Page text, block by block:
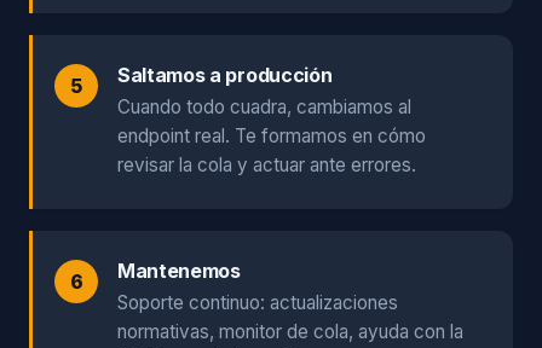
Saltamos a producción
Cuando todo cuadra, cambiamos al
endpoint real. Te formamos en cómo
revisar la cola y actuar ante errores.
Mantenemos
Soporte continuo: actualizaciones
normativas, monitor de cola, ayuda con la